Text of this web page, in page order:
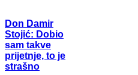
Don Damir
Stojić: Dobio
sam takve
prijetnje, to je
strašno